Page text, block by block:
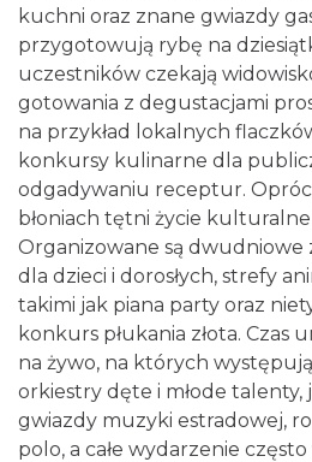
Gminne Dożynki w Zdowie
Zdów
Żarki-Letnisko
12.99 km
kuchni oraz znane gwiazdy
przygotowują rybę na
uczestników czekają
gotowania z degustacjami
na przykład lokalnych
konkursy kulinarne dla
odgadywaniu receptur.
błoniach tętni życie
Organizowane są dwudniowe
dla dzieci i dorosłych, strefy
takimi jak piana party oraz
konkurs płukania złota. Czas
na żywo, na których
orkiestry dęte i młode talenty,
gwiazdy muzyki estradowej,
polo, a całe wydarzenie